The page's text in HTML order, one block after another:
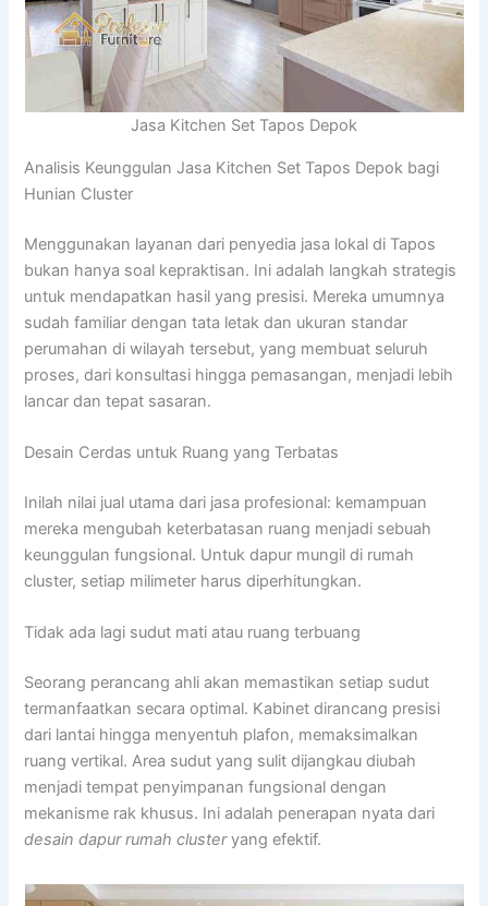
Jasa Kitchen Set Tapos Depok
Analisis Keunggulan Jasa Kitchen Set Tapos Depok bagi
Hunian Cluster
Menggunakan layanan dari penyedia jasa lokal di Tapos
bukan hanya soal kepraktisan. Ini adalah langkah strategis
untuk mendapatkan hasil yang presisi. Mereka umumnya
sudah familiar dengan tata letak dan ukuran standar
perumahan di wilayah tersebut, yang membuat seluruh
proses, dari konsultasi hingga pemasangan, menjadi lebih
lancar dan tepat sasaran.
Desain Cerdas untuk Ruang yang Terbatas
Inilah nilai jual utama dari jasa profesional: kemampuan
mereka mengubah keterbatasan ruang menjadi sebuah
keunggulan fungsional. Untuk dapur mungil di rumah
cluster, setiap milimeter harus diperhitungkan.
Tidak ada lagi sudut mati atau ruang terbuang
Seorang perancang ahli akan memastikan setiap sudut
termanfaatkan secara optimal. Kabinet dirancang presisi
dari lantai hingga menyentuh plafon, memaksimalkan
ruang vertikal. Area sudut yang sulit dijangkau diubah
menjadi tempat penyimpanan fungsional dengan
mekanisme rak khusus. Ini adalah penerapan nyata dari
desain dapur rumah clusteryang efektif.